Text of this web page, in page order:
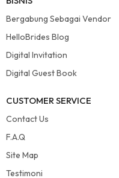
Bergabung Sebagai Vendor
HelloBrides Blog
Digital Invitation
Digital Guest Book
CUSTOMER SERVICE
Contact Us
F.A.Q
Site Map
Testimoni